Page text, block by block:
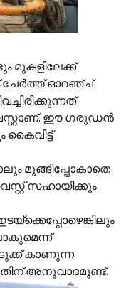
മുകളിലേക്ക്
ഓറഞ്ച്
ഈ ഗരുഡന്‍
കൈവിട്ട്
മുങ്ങിപ്പോകാതെ
സഹായിക്കും.
കാ‍ണുന്ന
അനുവാദമുണ്ട്.